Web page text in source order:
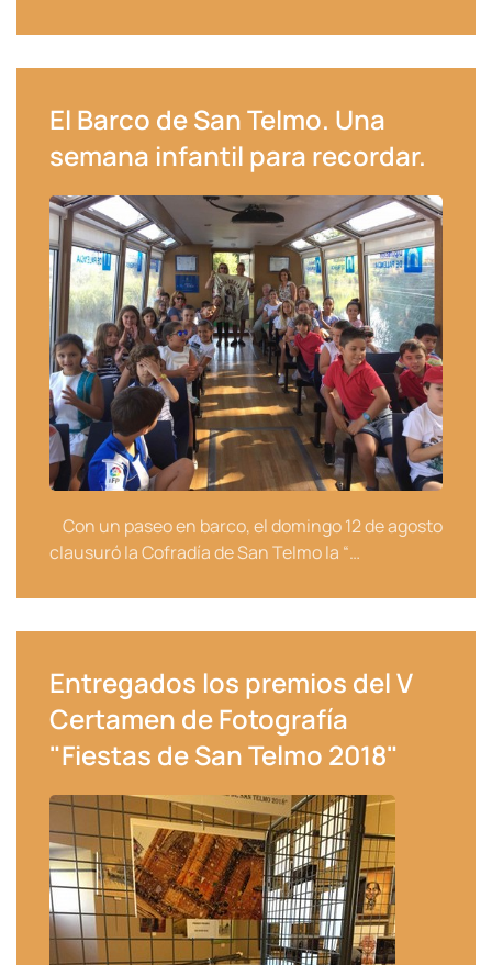
El Barco de San Telmo. Una
semana infantil para recordar.
Con un paseo en barco, el domingo 12 de agosto
clausuró la Cofradía de San Telmo la “…
Entregados los premios del V
Certamen de Fotografía
"Fiestas de San Telmo 2018"